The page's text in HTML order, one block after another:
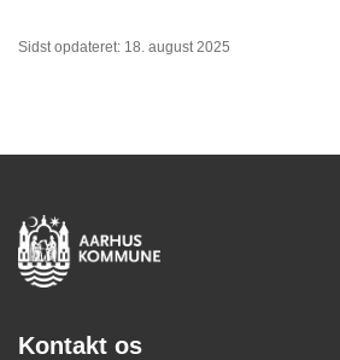
Sidst opdateret: 18. august 2025
Kontakt os